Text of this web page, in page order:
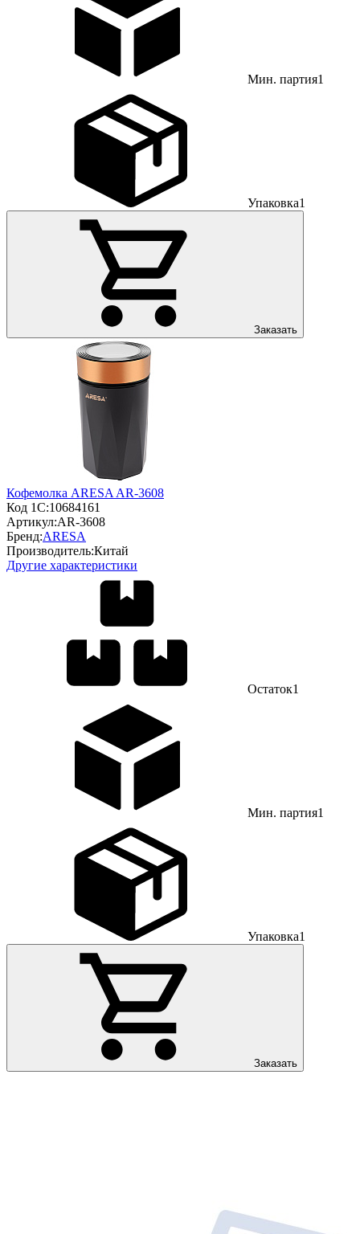
Мин. партия1
Упаковка1
Заказать
Кофемолка ARESA AR-3608
Код 1С:10684161
Артикул:AR-3608
Бренд:ARESA
Производитель:Китай
Другие характеристики
Остаток1
Мин. партия1
Упаковка1
Заказать